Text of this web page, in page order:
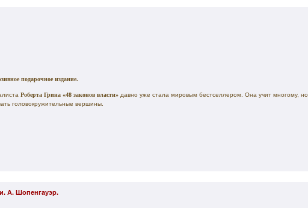
подарочное издание.
Роберта Грина «48 законов власти» давно уже стала мировым бестселлером. Она учит многому, но
головокружительные вершины.
А. Шопенгауэр.